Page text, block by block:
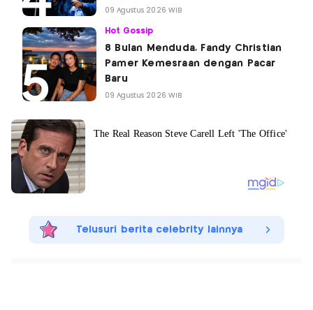
09 Agustus 2026 WIB
Hot Gossip
8 Bulan Menduda, Fandy Christian
Pamer Kemesraan dengan Pacar
Baru
09 Agustus 2026 WIB
Telusuri berita celebrity lainnya